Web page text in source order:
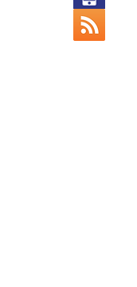
CT jako CT a
MRI jako MRI